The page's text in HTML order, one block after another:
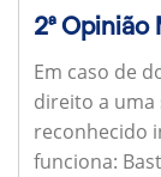
2ª Opinião
Em caso de
direito a uma
reconhecido
funciona: